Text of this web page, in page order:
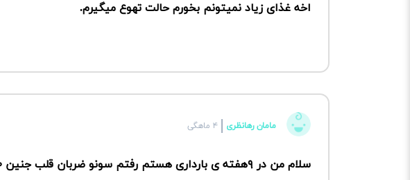
اخه غذای زیاد نمیتونم بخورم حالت تهوع میگیرم.
مامان رهانظری ۴ ماهگی